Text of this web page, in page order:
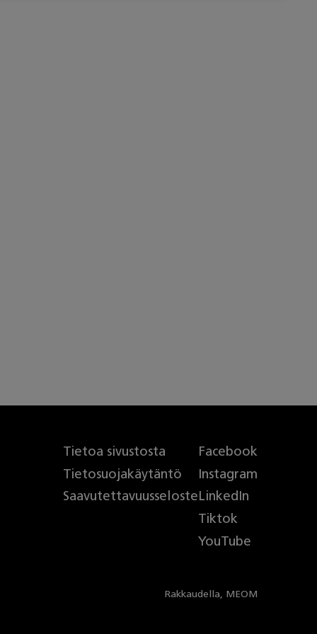
Tietoa sivustosta
Tietosuojakäytäntö
Saavutettavuusseloste
Facebook
Instagram
LinkedIn
Tiktok
YouTube
Rakkaudella, MEOM